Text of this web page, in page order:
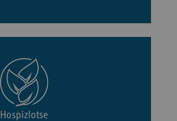
Hospizlotse